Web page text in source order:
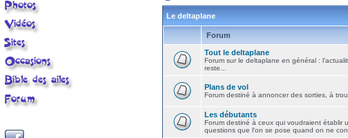
Le deltaplane
Forum
Tout le deltaplane
Forum sur le deltaplane en général :
reste...
Plans de vol
Forum destiné à annoncer des sorties, à
Les débutants
Forum destiné à ceux qui voudraient établir
questions que l'on se pose quand on ne